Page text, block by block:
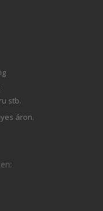
stb.
áron.